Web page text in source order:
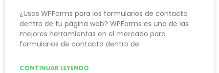
¿Usas WPForms para los formularios de contacto
dentro de tu página web? WPForms es una de las
mejores herramientas en el mercado para
formularios de contacto dentro de
CONTINUAR LEYENDO